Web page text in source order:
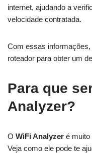
internet, ajudando a
velocidade contratada.
Com essas
roteador para obter um
Para que
Analyzer?
O WiFi Analyzer é muito
Veja como ele pode te